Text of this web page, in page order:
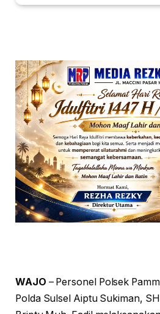
WAJO – Personel Polsek
Polda Sulsel Aiptu Sukiman,